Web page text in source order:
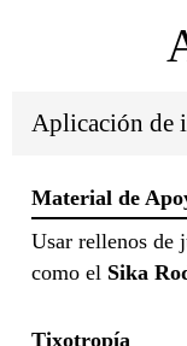
Aplicación de
Material de
Usar rellenos de
como el Sika
Tixotropía